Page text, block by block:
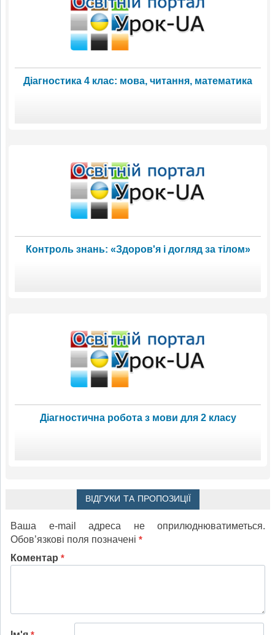
Діагностика 4 клас: мова, читання, математика
Контроль знань: «Здоров'я і догляд за тілом»
Діагностична робота з мови для 2 класу
ВІДГУКИ ТА ПРОПОЗИЦІЇ
Ваша e-mail адреса не оприлюднюватиметься.
Обов’язкові поля позначені *
Коментар *